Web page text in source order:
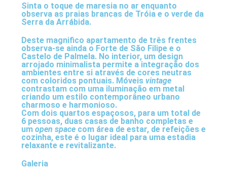
Sinta o toque de maresia no ar enquanto
observa as praias brancas de Tróia e o verde da
Serra da Arrábida.
Deste magnifico apartamento de três frentes
observa-se ainda o Forte de São Filipe e o
Castelo de Palmela. No interior, um design
arrojado minimalista permite a integração dos
ambientes entre si através de cores neutras
com coloridos pontuais. Móveis vintage
contrastam com uma iluminação em metal
criando um estilo contemporâneo urbano
charmoso e harmonioso.
Com dois quartos espaçosos, para um total de
6 pessoas, duas casas de banho completas e
um open space com área de estar, de refeições e
cozinha, este é o lugar ideal para uma estadia
relaxante e revitalizante.
Galeria